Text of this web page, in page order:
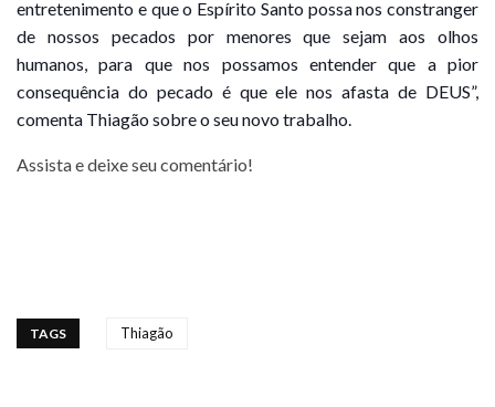
entretenimento e que o Espírito Santo possa nos constranger
de nossos pecados por menores que sejam aos olhos
humanos, para que nos possamos entender que a pior
consequência do pecado é que ele nos afasta de DEUS”,
comenta Thiagão sobre o seu novo trabalho.
Assista e deixe seu comentário!
TAGS Thiagão